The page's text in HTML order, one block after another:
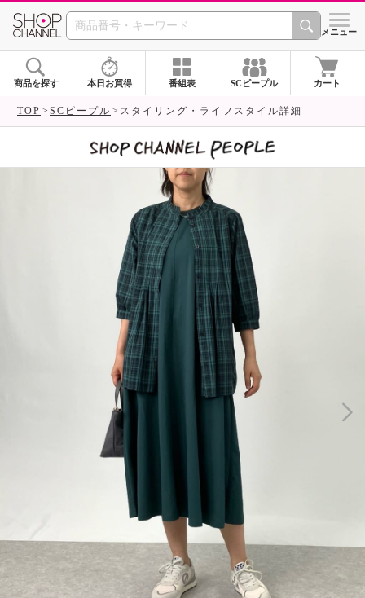
SHOP CHANNEL シメニュー
商品を探す 本日お買得 番組表 SCピープル カート
TOP SCピープル スタイリング・ライフスタイル詳細